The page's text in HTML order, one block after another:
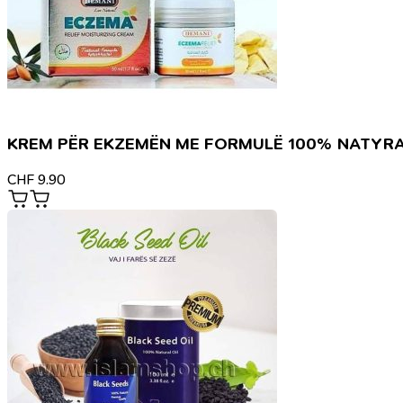
KREM PËR EKZEMËN ME FORMULË 100%
CHF 9.90